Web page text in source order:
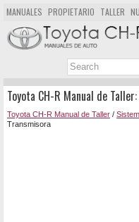
MANUALES PROPIETARIO TALLER
MAPA DEL SITIO
BUSCAR
Toyota CH-R Manual de
Toyota CH-R Manual de Taller /
Transmisora